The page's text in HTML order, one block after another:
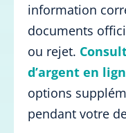
information
documents
ou rejet.
d’argent en
options
pendant votre